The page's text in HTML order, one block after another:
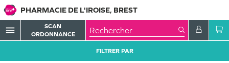
PHARMACIE DE L'IROISE, BREST
menu
SCAN
ORDONNANCE
FILTRER PAR